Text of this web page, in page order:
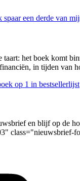
een derde van
taart: het boek komt
in tijden van
op 1 in bestsellerlijst
en blijf op de
class="nieuwsbrief-